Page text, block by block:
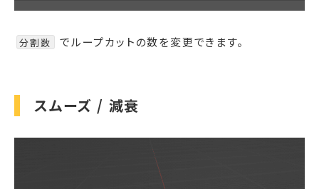
分割数 でループカットの数を変更できます。
スムーズ / 減衰